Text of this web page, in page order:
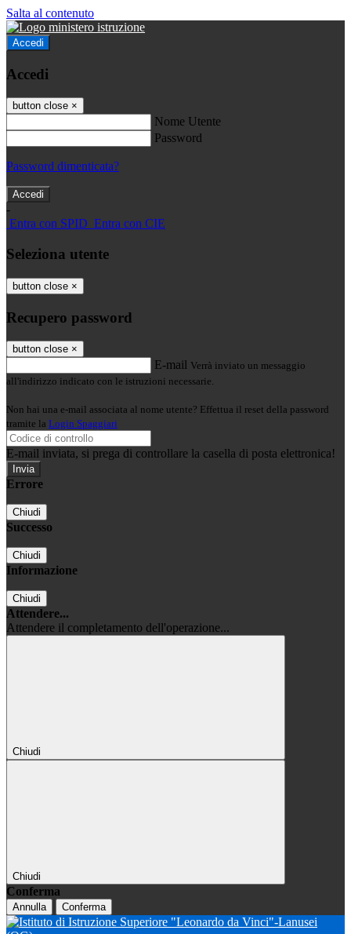
Salta al contenuto
Accedi
Accedi
button close ×
Nome Utente
Password
Password dimenticata?
-
Entra con SPID Entra con CIE
Seleziona utente
button close ×
Recupero password
button close ×
E-mail Verrà inviato un messaggio
all'indirizzo indicato con le istruzioni necessarie.
Non hai una e-mail associata al nome utente? Effettua il reset della password
tramite la Login Spaggiari
E-mail inviata, si prega di controllare la casella di posta elettronica!
Errore
Chiudi
Successo
Chiudi
Informazione
Chiudi
Attendere...
Attendere il completamento dell'operazione...
Chiudi
Chiudi
Conferma
Annulla Conferma